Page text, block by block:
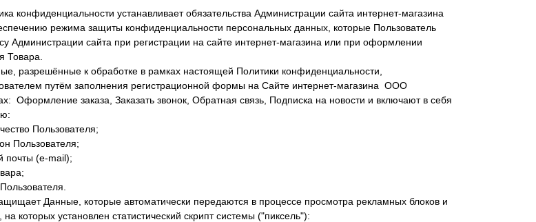
конфиденциальности устанавливает обязательства Администрации сайта интернет-магазина
режима защиты конфиденциальности персональных данных, которые Пользователь
Администрации сайта при регистрации на сайте интернет-магазина или при оформлении
Товара.
разрешённые к обработке в рамках настоящей Политики конфиденциальности,
путём заполнения регистрационной формы на Сайте интернет-магазина ООО
Оформление заказа, Заказать звонок, Обратная связь, Подписка на новости и включают в себя
Пользователя;
Пользователя;
почты (e-mail);
Данные, которые автоматически передаются в процессе просмотра рекламных блоков и
которых установлен статистический скрипт системы ("пиксель"):